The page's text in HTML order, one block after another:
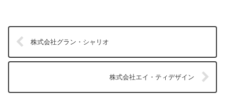
株式会社グラン・シャリオ
株式会社エイ・ティデザイン